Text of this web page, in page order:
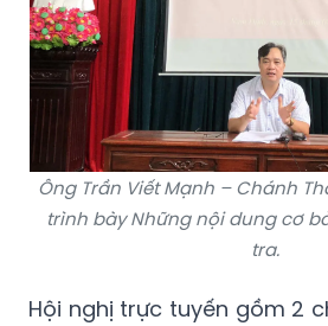
Ông Trần Viết Mạnh – Chánh
trình bày Những nội dung cơ
tra.
Hội nghị trực tuyến gồm 2